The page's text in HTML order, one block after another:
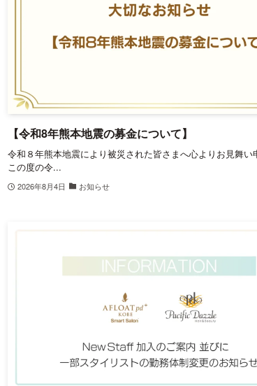
【令和8年熊本地震の募金について】
令和８年熊本地震により被災された皆さまへ心よりお見舞い
この度の令...
2026年8月4日 お知らせ